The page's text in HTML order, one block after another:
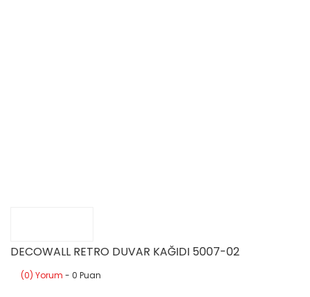
DECOWALL RETRO DUVAR KAĞIDI 5007-02
(0) Yorum - 0 Puan